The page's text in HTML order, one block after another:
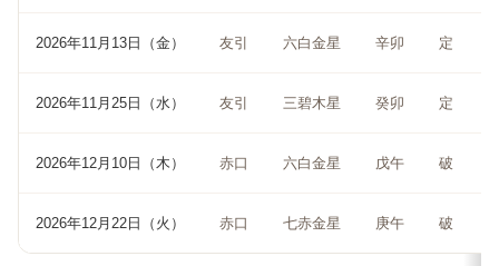
2026年11月13日（金） 友引 六白金星 辛卯 定
2026年11月25日（水） 友引 三碧木星 癸卯 定
2026年12月10日（木） 赤口 六白金星 戊午 破
2026年12月22日（火） 赤口 七赤金星 庚午 破